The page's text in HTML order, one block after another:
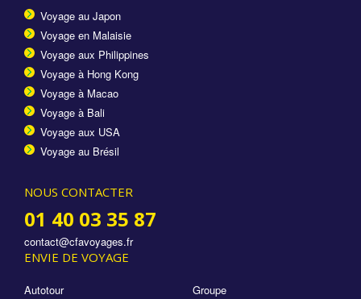
Voyage au Japon
Voyage en Malaisie
Voyage aux Philippines
Voyage à Hong Kong
Voyage à Macao
Voyage à Bali
Voyage aux USA
Voyage au Brésil
NOUS CONTACTER
01 40 03 35 87
contact@cfavoyages.fr
ENVIE DE VOYAGE
Autotour
Groupe